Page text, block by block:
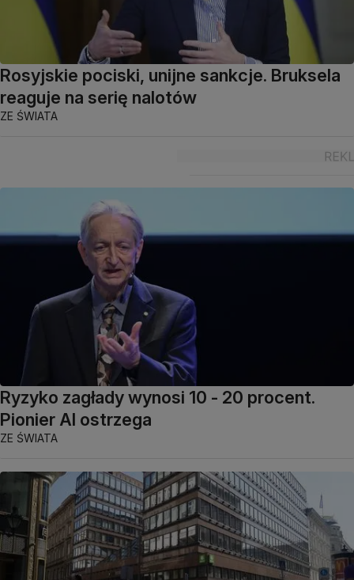
Rosyjskie pociski, unijne sankcje. Bruksela
reaguje na serię nalotów
ZE ŚWIATA
Ryzyko zagłady wynosi 10 - 20 procent.
Pionier AI ostrzega
ZE ŚWIATA